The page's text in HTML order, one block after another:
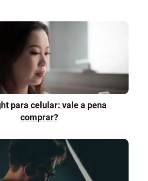
para celular: vale a pena
comprar?